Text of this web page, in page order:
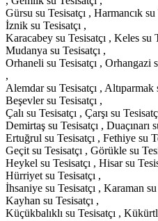
Gürsu su Tesisatçı , Harmancık
İznik su Tesisatçı ,
Karacabey su Tesisatçı , Keles su
Mudanya su Tesisatçı ,
Orhaneli su Tesisatçı , Orhangazi
,
Alemdar su Tesisatçı , Altıparmak
Beşevler su Tesisatçı ,
Çalı su Tesisatçı , Çarşı su
Demirtaş su Tesisatçı , Duaçınarı
Ertuğrul su Tesisatçı , Fethiye su
Geçit su Tesisatçı , Görükle su
Heykel su Tesisatçı , Hisar su
Hürriyet su Tesisatçı ,
İhsaniye su Tesisatçı , Karaman
Kayhan su Tesisatçı ,
Küçükbalıklı su Tesisatçı ,